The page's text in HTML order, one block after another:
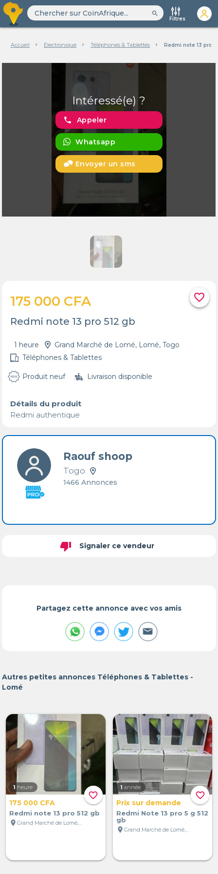
search
Filtres
Accueil Electronique Téléphones & Tablettes Redmi note 13 pro
Intéressé(e) ?
phone Appeler
Whatsapp
Envoyer un sms
favorite_border
175 000 CFA
Redmi note 13 pro 512 gb
1 heure
Grand Marché de Lomé, Lomé, Togo
Téléphones & Tablettes
Produit neuf Livraison disponible
Détails du produit
Redmi authentique
Raouf shoop
Togo
1466 Annonces
thumb_down Signaler ce vendeur
Partagez cette annonce avec vos amis
Autres petites annonces Téléphones & Tablettes -
Lomé
favorite_border
1 heure
175 000 CFA
Redmi note 13 pro 512 gb
location_on
favorite_border
1 année
Prix sur demande
Redmi Note 13 pro 5 g 512
gb
location_on